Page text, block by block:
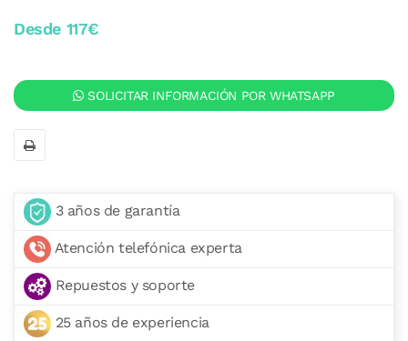
Desde 117€
SOLICITAR INFORMACIÓN POR WHATSAPP
3 años de garantía
Atención telefónica experta
Repuestos y soporte
25 años de experiencia